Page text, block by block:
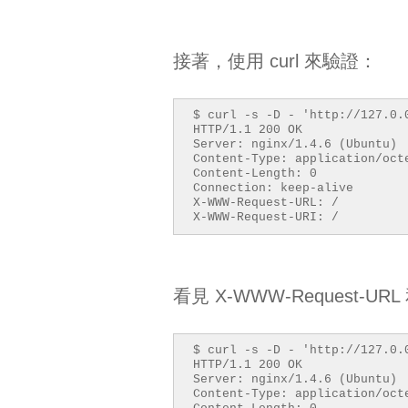
location ^~ / {
}
}
# APP Server
server {
listen 8000;
location ^~ / {
add_header X-API-
return 200;
接著，使用 curl 來驗證：
$ curl -s -D - 'http://
HTTP/1.1 200 OK
Server: nginx/1.4.6 (Ubuntu)
Content-Type: application/
Content-Length: 0
Connection: keep-alive
X-WWW-Request-URL: /
X-WWW-Request-URI: /
看見 X-WWW-Request-
$ curl -s -D - 'http://
HTTP/1.1 200 OK
Server: nginx/1.4.6 (Ubuntu)
Content-Type: application/